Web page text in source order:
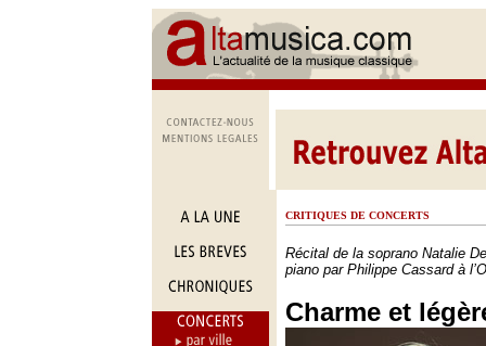
CRITIQUES DE CONCERTS
Récital de la soprano Natalie
piano par Philippe Cassard à
Charme et